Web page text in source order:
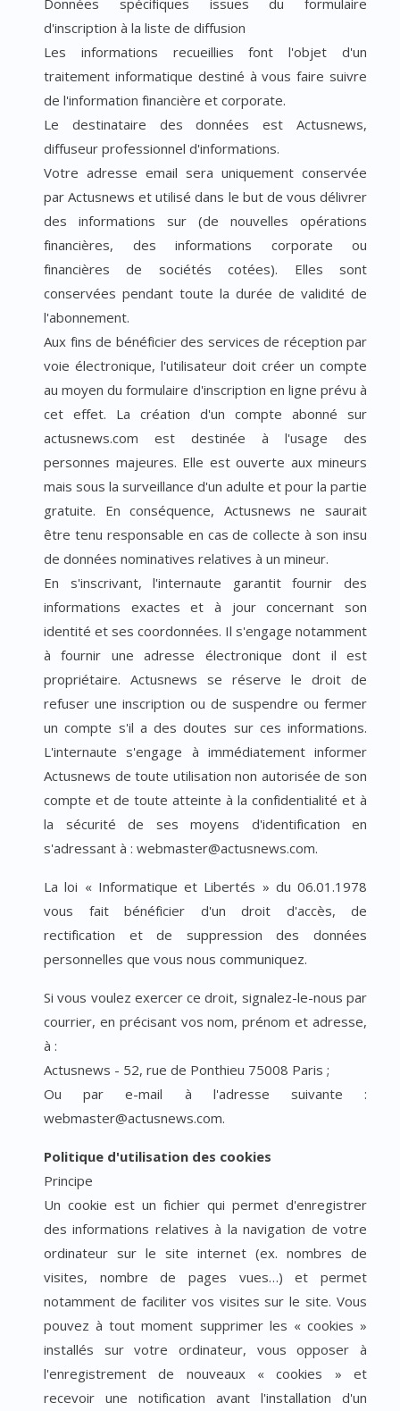
d'inscription à la liste de diffusion
Les informations recueillies font l'objet d'un
traitement informatique destiné à vous faire suivre
de l'information financière et corporate.
Le destinataire des données est Actusnews,
diffuseur professionnel d'informations.
Votre adresse email sera uniquement conservée
par Actusnews et utilisé dans le but de vous délivrer
des informations sur (de nouvelles opérations
financières, des informations corporate ou
financières de sociétés cotées). Elles sont
conservées pendant toute la durée de validité de
l'abonnement.
Aux fins de bénéficier des services de réception par
voie électronique, l'utilisateur doit créer un compte
au moyen du formulaire d'inscription en ligne prévu à
cet effet. La création d'un compte abonné sur
actusnews.com est destinée à l'usage des
personnes majeures. Elle est ouverte aux mineurs
mais sous la surveillance d'un adulte et pour la partie
gratuite. En conséquence, Actusnews ne saurait
être tenu responsable en cas de collecte à son insu
de données nominatives relatives à un mineur.
En s'inscrivant, l'internaute garantit fournir des
informations exactes et à jour concernant son
identité et ses coordonnées. Il s'engage notamment
à fournir une adresse électronique dont il est
propriétaire. Actusnews se réserve le droit de
refuser une inscription ou de suspendre ou fermer
un compte s'il a des doutes sur ces informations.
L'internaute s'engage à immédiatement informer
Actusnews de toute utilisation non autorisée de son
compte et de toute atteinte à la confidentialité et à
la sécurité de ses moyens d'identification en
s'adressant à : webmaster@actusnews.com.
La loi « Informatique et Libertés » du 06.01.1978
vous fait bénéficier d'un droit d'accès, de
rectification et de suppression des données
personnelles que vous nous communiquez.
Si vous voulez exercer ce droit, signalez-le-nous par
courrier, en précisant vos nom, prénom et adresse,
à :
Actusnews - 52, rue de Ponthieu 75008 Paris ;
Ou par e-mail à l'adresse suivante :
webmaster@actusnews.com.
Politique d'utilisation des cookies
Principe
Un cookie est un fichier qui permet d'enregistrer
des informations relatives à la navigation de votre
ordinateur sur le site internet (ex. nombres de
visites, nombre de pages vues…) et permet
notamment de faciliter vos visites sur le site. Vous
pouvez à tout moment supprimer les « cookies »
installés sur votre ordinateur, vous opposer à
l'enregistrement de nouveaux « cookies » et
recevoir une notification avant l'installation d'un